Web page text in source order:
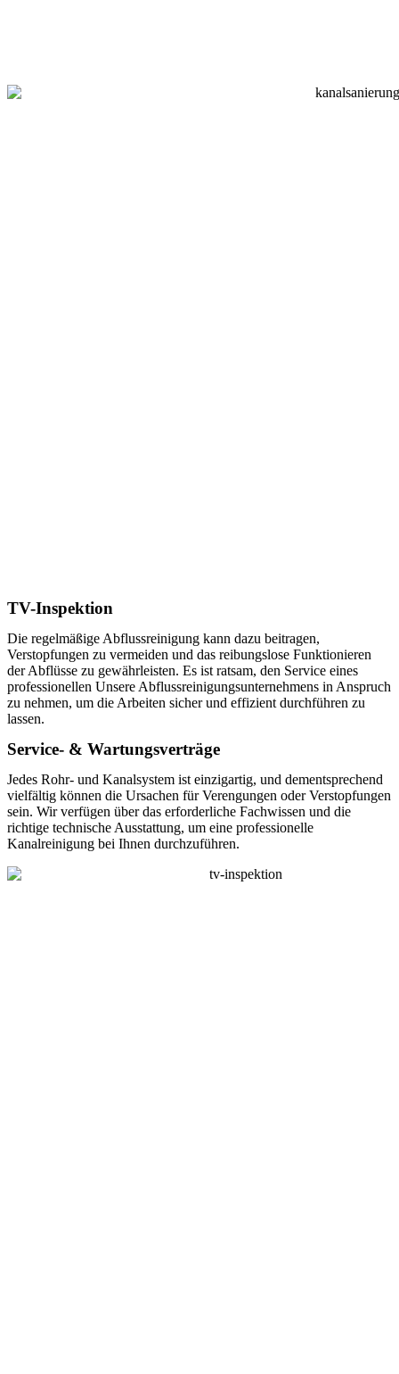
TV-Inspektion
Die regelmäßige Abflussreinigung kann dazu beitragen,
Verstopfungen zu vermeiden und das reibungslose Funktionieren
der Abflüsse zu gewährleisten. Es ist ratsam, den Service eines
professionellen Unsere Abflussreinigungsunternehmens in Anspruch
zu nehmen, um die Arbeiten sicher und effizient durchführen zu
lassen.
Service- & Wartungsverträge
Jedes Rohr- und Kanalsystem ist einzigartig, und dementsprechend
vielfältig können die Ursachen für Verengungen oder Verstopfungen
sein. Wir verfügen über das erforderliche Fachwissen und die
richtige technische Ausstattung, um eine professionelle
Kanalreinigung bei Ihnen durchzuführen.